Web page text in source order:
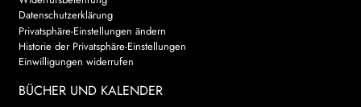
Datenschutzerklärung
Privatsphäre-Einstellungen ändern
Historie der Privatsphäre-Einstellungen
Einwilligungen widerrufen
BÜCHER UND KALENDER